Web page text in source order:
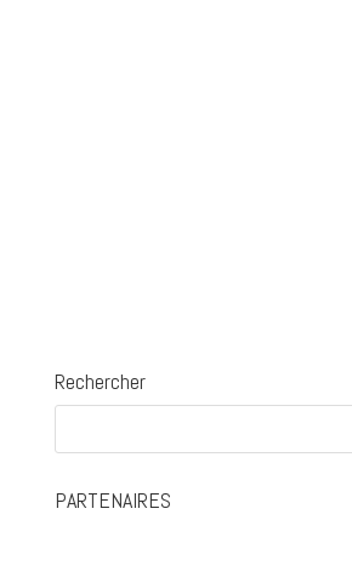
Rechercher
PARTENAIRES